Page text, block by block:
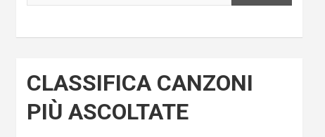
CLASSIFICA CANZONI
PIÙ ASCOLTATE